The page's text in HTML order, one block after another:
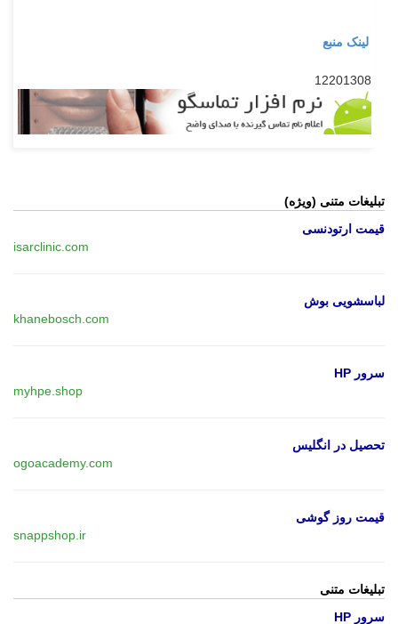
لینک منبع
12201308
تبلیغات متنی (ویژه)
قیمت ارتودنسی
isarclinic.com
لباسشویی بوش
khanebosch.com
سرور HP
myhpe.shop
تحصیل در انگلیس
ogoacademy.com
قیمت روز گوشی
snappshop.ir
تبلیغات متنی
سرور HP